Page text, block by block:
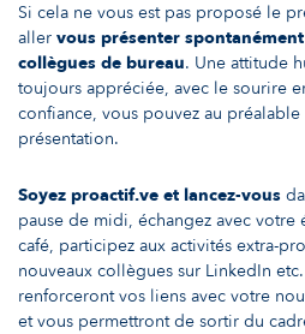
Si cela ne vous est pas proposé le
aller vous présenter
collègues de bureau. Une attitude
toujours appréciée, avec le sourire
confiance, vous pouvez au préalable
présentation.
Soyez proactif.ve et lancez-vous
pause de midi, échangez avec votre
café, participez aux activités extra-
nouveaux collègues sur LinkedIn
renforceront vos liens avec votre
et vous permettront de sortir du